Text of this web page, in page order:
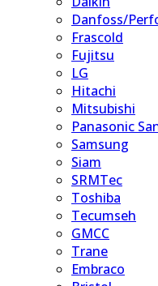
Danfoss/
Frascold
Fujitsu
LG
Hitachi
Mitsubishi
Panasonic
Samsung
Siam
SRMTec
Toshiba
Tecumseh
GMCC
Trane
Embraco